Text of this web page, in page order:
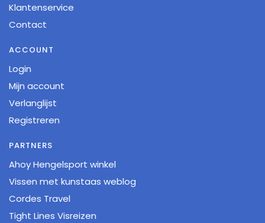
Klantenservice
Contact
ACCOUNT
Login
Mijn account
Verlanglijst
Registreren
PARTNERS
Ahoy Hengelsport winkel
Vissen met kunstaas weblog
Cordes Travel
Tight Lines Visreizen